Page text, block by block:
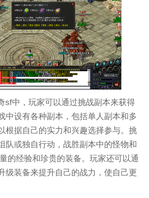
sf中，玩家可以通过挑战副本来获得
中设有各种副本，包括单人副本和多
根据自己的实力和兴趣选择参与。挑
队或独自行动，战胜副本中的怪物和
的经验和珍贵的装备。玩家还可以通
级装备来提升自己的战力，使自己更